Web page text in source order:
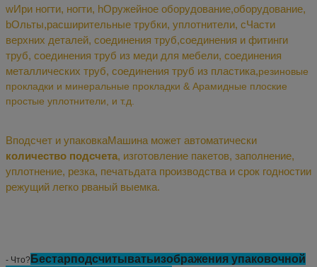
wИри ногти, ногти, hОружейное оборудование,оборудование,
bОльты,расширительные трубки, уплотнители, cЧасти
верхних деталей, соединения труб,соединения и фитинги
труб, соединения труб из меди для мебели, соединения
металлических труб, соединения труб из пластика,резиновые
прокладки и минеральные прокладки & Арамидные плоские
простые уплотнители , и т.д.
Вподсчет и упаковкаМашина может автоматически
количество подсчета, изготовление пакетов, заполнение,
уплотнение, резка, печатьдата производства и срок годностии
режущий легко рваный выемка.
- Что? Бестарподсчитыватьизображения упаковочной